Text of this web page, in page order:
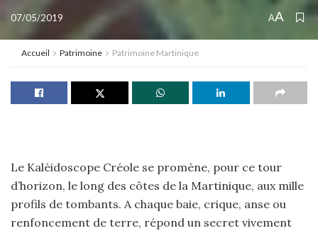
07/05/2019 AA
Accueil Patrimoine Patrimoine Martinique
Le Kaléidoscope Créole se promène, pour ce tour
d’horizon, le long des côtes de la Martinique, aux mille
profils de tombants. A chaque baie, crique, anse ou
renfoncement de terre, répond un secret vivement